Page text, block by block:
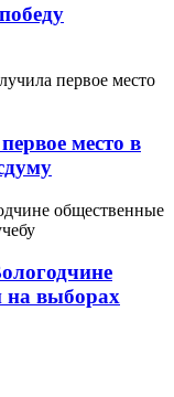
место в
на выборах